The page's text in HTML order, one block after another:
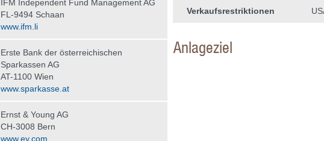
IFM Independent Fund Management AG
FL-9494 Schaan
www.ifm.li
Erste Bank der österreichischen
Sparkassen AG
AT-1100 Wien
www.sparkasse.at
Ernst & Young AG
CH-3008 Bern
www.ey.com
Verkaufsrestriktionen
Anlageziel